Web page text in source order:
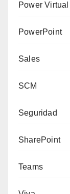
Power
PowerPoint
Sales
SCM
Seguridad
SharePoint
Teams